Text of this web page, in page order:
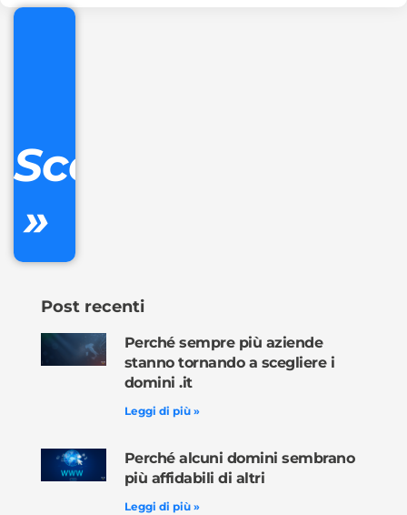
Scopri
»
Post recenti
Perché sempre più aziende
stanno tornando a scegliere i
domini .it
Leggi di più »
Perché alcuni domini sembrano
più affidabili di altri
Leggi di più »